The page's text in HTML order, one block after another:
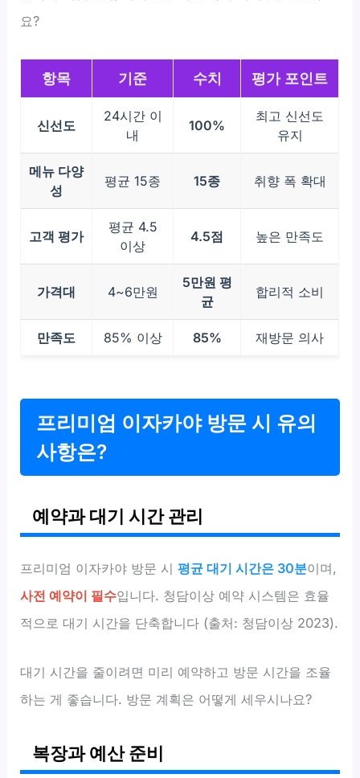
요?
항목 기준 수치 평가 포인트
신선도
24시간 이
내
100%
최고 신선도
유지
메뉴 다양
성
평균 15종 15종 취향 폭 확대
고객 평가
평균 4.5
이상
4.5점 높은 만족도
가격대 4~6만원
5만원 평
균
합리적 소비
만족도 85% 이상 85% 재방문 의사
프리미엄 이자카야 방문 시 유의
사항은?
예약과 대기 시간 관리
프리미엄 이자카야 방문 시평균 대기 시간은 30분이며,
사전 예약이 필수입니다. 청담이상 예약 시스템은 효율
적으로 대기 시간을 단축합니다 (출처: 청담이상 2023).
대기 시간을 줄이려면 미리 예약하고 방문 시간을 조율
하는 게 좋습니다. 방문 계획은 어떻게 세우시나요?
복장과 예산 준비